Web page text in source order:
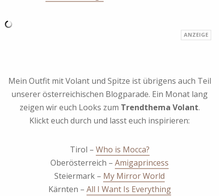
Mein Outfit mit Volant und Spitze ist übrigens auch Teil
unserer österreichischen Blogparade. Ein Monat lang
zeigen wir euch Looks zum Trendthema Volant.
Klickt euch durch und lasst euch inspirieren:
Tirol – Who is Mocca?
Oberösterreich – Amigaprincess
Steiermark – My Mirror World
Kärnten – All I Want Is Everything